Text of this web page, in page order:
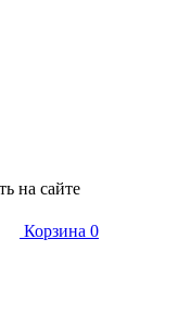
на сайте
Корзина 0